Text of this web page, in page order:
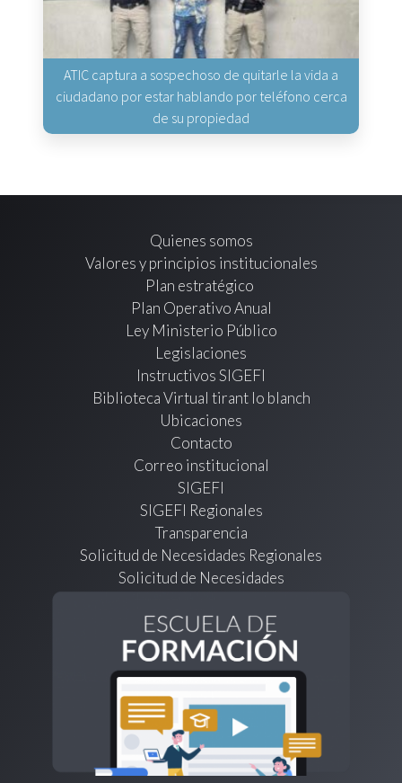
ATIC captura a sospechoso de quitarle la vida a
ciudadano por estar hablando por teléfono cerca
de su propiedad
Quienes somos
Valores y principios institucionales
Plan estratégico
Plan Operativo Anual
Ley Ministerio Público
Legislaciones
Instructivos SIGEFI
Biblioteca Virtual tirant lo blanch
Ubicaciones
Contacto
Correo institucional
SIGEFI
SIGEFI Regionales
Transparencia
Solicitud de Necesidades Regionales
Solicitud de Necesidades